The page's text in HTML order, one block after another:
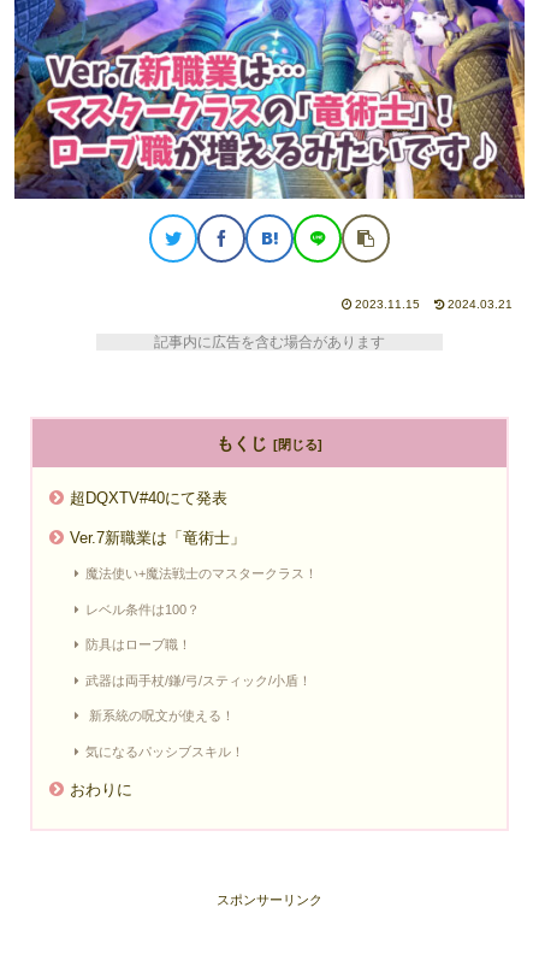
2023.11.15 2024.03.21
記事内に広告を含む場合があります
もくじ
超DQXTV#40にて発表
Ver.7新職業は「竜術士」
魔法使い+魔法戦士のマスタークラス！
レベル条件は100？
防具はローブ職！
武器は両手杖/鎌/弓/スティック/小盾！
新系統の呪文が使える！
気になるパッシブスキル！
おわりに
スポンサーリンク